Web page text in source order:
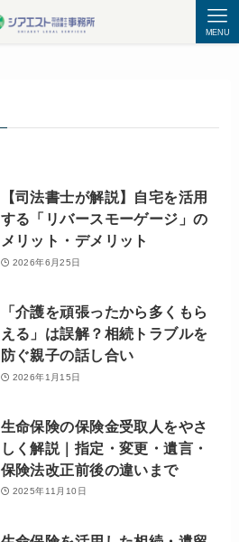
MENU
【司法書士が解説】自宅を活用
する「リバースモーゲージ」の
メリット・デメリット
2026年6月25日
「介護を頑張ったから多くもら
える」は誤解？相続トラブルを
防ぐ親子の話し合い
2026年1月15日
生命保険の保険金受取人をやさ
しく解説｜指定・変更・遺言・
保険法改正前後の違いまで
2025年11月10日